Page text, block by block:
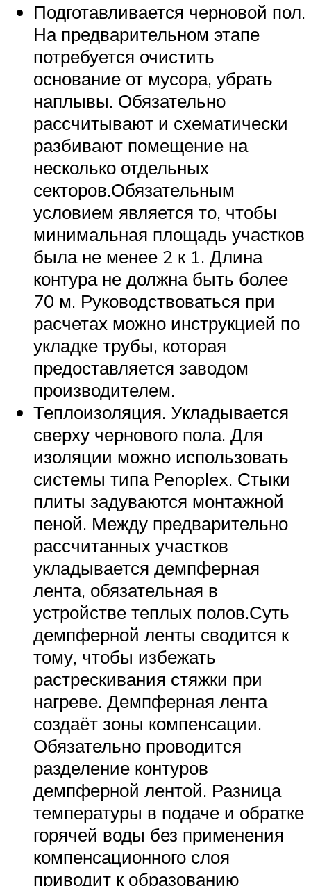
Подготавливается черновой пол.
На предварительном этапе
потребуется очистить
основание от мусора, убрать
наплывы. Обязательно
рассчитывают и схематически
разбивают помещение на
несколько отдельных
секторов.Обязательным
условием является то, чтобы
минимальная площадь участков
была не менее 2 к 1. Длина
контура не должна быть более
70 м. Руководствоваться при
расчетах можно инструкцией по
укладке трубы, которая
предоставляется заводом
производителем.
Теплоизоляция. Укладывается
сверху чернового пола. Для
изоляции можно использовать
системы типа Penoplex. Стыки
плиты задуваются монтажной
пеной. Между предварительно
рассчитанных участков
укладывается демпферная
лента, обязательная в
устройстве теплых полов.Суть
демпферной ленты сводится к
тому, чтобы избежать
растрескивания стяжки при
нагреве. Демпферная лента
создаёт зоны компенсации.
Обязательно проводится
разделение контуров
демпферной лентой. Разница
температуры в подаче и обратке
горячей воды без применения
компенсационного слоя
приводит к образованию